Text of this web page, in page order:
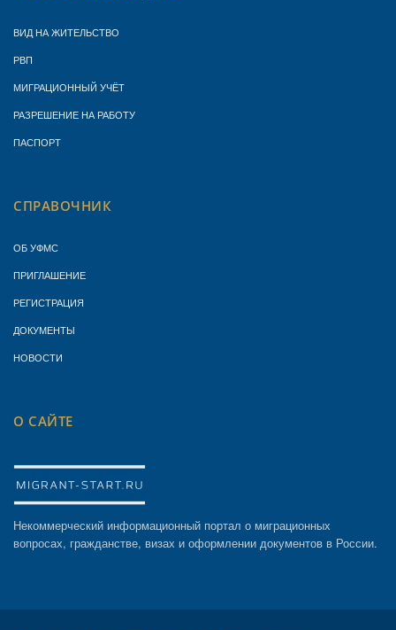
ВИД НА ЖИТЕЛЬСТВО
РВП
МИГРАЦИОННЫЙ УЧЁТ
РАЗРЕШЕНИЕ НА РАБОТУ
ПАСПОРТ
СПРАВОЧНИК
ОБ УФМС
ПРИГЛАШЕНИЕ
РЕГИСТРАЦИЯ
ДОКУМЕНТЫ
НОВОСТИ
О САЙТЕ
Некоммерческий информационный портал о миграционных
вопросах, гражданстве, визах и оформлении документов в России.